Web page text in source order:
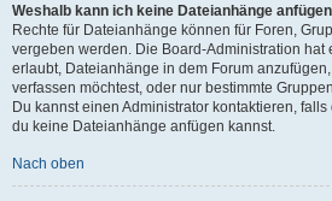
Weshalb kann ich keine Dateianhänge
Rechte für Dateianhänge können für Foren,
vergeben werden. Die Board-Administration hat
erlaubt, Dateianhänge in dem Forum
verfassen möchtest, oder nur bestimmte
Du kannst einen Administrator kontaktieren,
du keine Dateianhänge anfügen kannst.
Nach oben